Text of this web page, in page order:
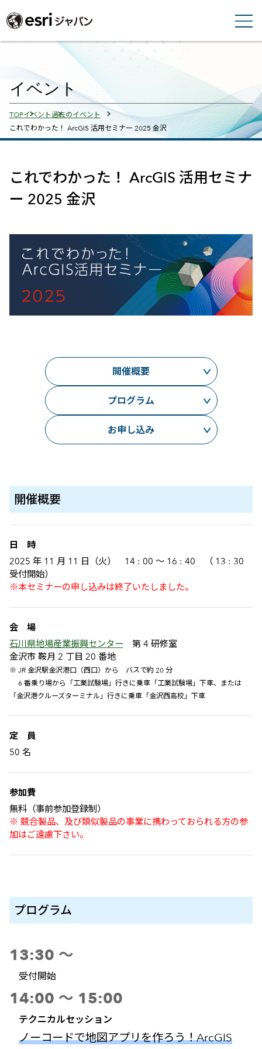
イベント
Breadcrumbs
TOPイベント過去のイベント
これでわかった！ ArcGIS 活用セミナー 2025 金沢
これでわかった！ ArcGIS 活用セミナ
ー 2025 金沢
開催概要
プログラム
お申し込み
開催概要
日 時
2025 年 11 月 11 日（火） 14 : 00 ～ 16 : 40 （ 13 : 30
受付開始）
※本セミナーの申し込みは終了いたしました。
会 場
石川県地場産業振興センター 第 4 研修室
金沢市 鞍月 2 丁目 20 番地
※ ​JR 金沢駅金沢港口（西口）から バスで約 20 分
6 番乗り場から「工業試験場」行きに乗車「工業試験場」下車、または
「金沢港クルーズターミナル」行きに乗車「金沢西高校」下車
定 員
50 名
参加費
無料（事前参加登録制）
※ 競合製品、及び類似製品の事業に携わっておられる方の参
加はご遠慮下さい。
プログラム
13:30 ～
受付開始
14:00 ～ 15:00
テクニカルセッション
ノーコードで地図アプリを作ろう！ArcGIS